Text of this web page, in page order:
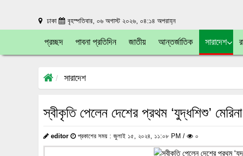
ঢাকা বৃহস্পতিবার, ০৬ অগাস্ট ২০২৬, ০৪:১৪ অপরাহ্ন
প্রচ্ছদ পাবনা প্রতিদিন জাতীয় আন্তর্জাতিক সারাদেশ
সারাদেশ
স্বীকৃতি পেলেন দেশের প্রথম ‘যুদ্ধশিশু’
editor প্রকাশের সময় : জুলাই ১৫, ২০২৪, ১১:০৮ PM / ০